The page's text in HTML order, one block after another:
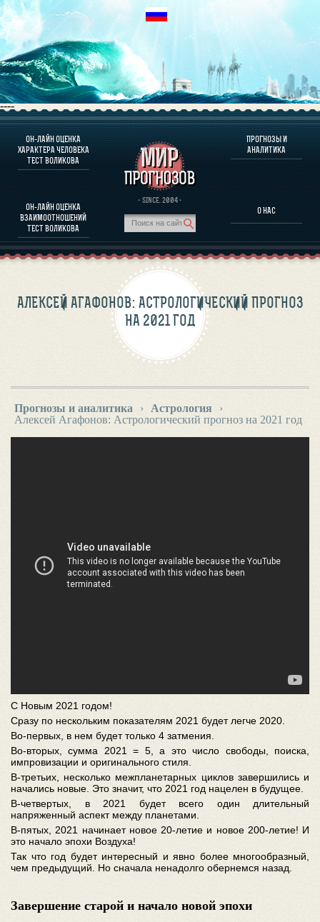
----
ОН-ЛАЙН ОЦЕНКА
ХАРАКТЕРА ЧЕЛОВЕКА
ТЕСТ ВОЛИКОВА
ОН-ЛАЙН ОЦЕНКА
ВЗАИМООТНОШЕНИЙ
ТЕСТ ВОЛИКОВА
· SINCE. 2004 ·
ПРОГНОЗЫ И
АНАЛИТИКА
О НАС
О ПРОГРАММЕ
ОЦЕНКА ХАРАКТЕРA ЧЕЛОВЕКА
ОЦЕНКА ХАРАКТЕРА ВЫДАЮЩИХСЯ ЛИЧНОСТЕЙ
О ПРОГРАММЕ
ПРОГНОЗЫ И АНАЛИТИКА
АЛЕКСЕЙ АГАФОНОВ: АСТРОЛОГИЧЕСКИЙ ПРОГНОЗ
НА 2021 ГОД
Прогнозы и аналитика › Астрология
›
Алексей Агафонов: Астрологический прогноз на 2021 год
С Новым 2021 годом!
Сразу по нескольким показателям 2021 будет легче 2020.
Во-первых, в нем будет только 4 затмения.
Во-вторых, сумма 2021 = 5, а это число свободы, поиска,
импровизации и оригинального стиля.
В-третьих, несколько межпланетарных циклов завершились и
начались новые. Это значит, что 2021 год нацелен в будущее.
В-четвертых, в 2021 будет всего один длительный
напряженный аспект между планетами.
В-пятых, 2021 начинает новое 20-летие и новое 200-летие! И
это начало эпохи Воздуха!
Так что год будет интересный и явно более многообразный,
чем предыдущий. Но сначала ненадолго обернемся назад.
Завершение старой и начало новой эпохи